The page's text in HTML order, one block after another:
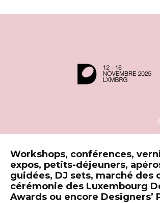
Workshops, conférences,
expos, petits-déjeuners,
guidées, DJ sets, marché des
cérémonie des Luxembourg
Awards ou encore Designers’